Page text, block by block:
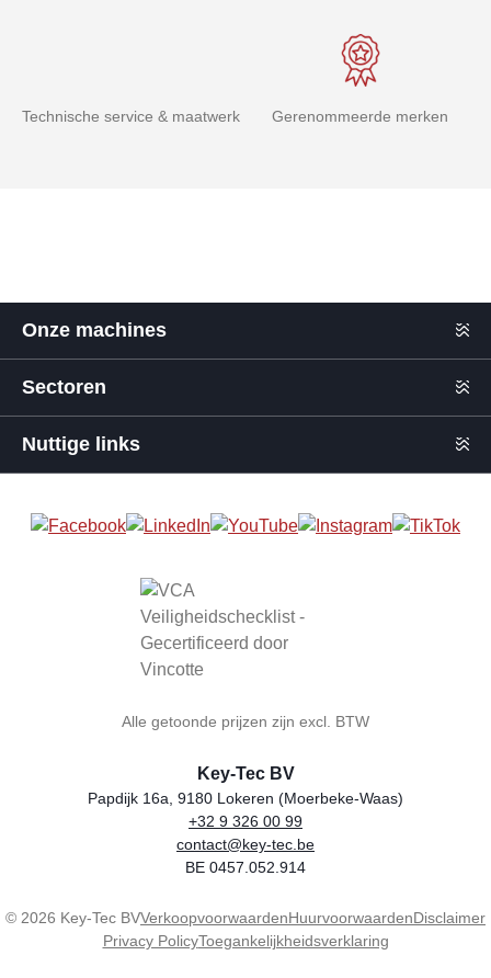
Technische service & maatwerk Gerenommeerde merken
Onze machines
Sectoren
Nuttige links
Alle getoonde prijzen zijn excl. BTW
Winkelnaam
Key-Tec BV
Adres
Papdijk 16a, 9180 Lokeren (Moerbeke-Waas)
Telefoon
+32 9 326 00 99
E-mail
contact@key-tec.be
BTW-nummer
BE 0457.052.914
© 2026 Key-Tec BVVerkoopvoorwaardenHuurvoorwaardenDisclaimer
Privacy PolicyToegankelijkheidsverklaring